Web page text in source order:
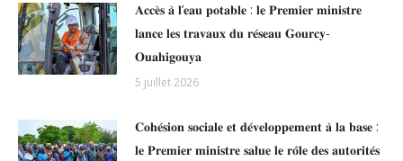
𝐀𝐜𝐜𝐞̀𝐬 𝐚̀ 𝐥’𝐞𝐚𝐮 𝐩𝐨𝐭𝐚𝐛𝐥𝐞 : 𝐥𝐞 𝐏𝐫𝐞𝐦𝐢𝐞𝐫 𝐦𝐢𝐧𝐢𝐬𝐭𝐫𝐞
𝐥𝐚𝐧𝐜𝐞 𝐥𝐞𝐬 𝐭𝐫𝐚𝐯𝐚𝐮𝐱 𝐝𝐮 𝐫𝐞́𝐬𝐞𝐚𝐮 𝐆𝐨𝐮𝐫𝐜𝐲-
𝐎𝐮𝐚𝐡𝐢𝐠𝐨𝐮𝐲𝐚
5 juillet 2026
𝐂𝐨𝐡𝐞́𝐬𝐢𝐨𝐧 𝐬𝐨𝐜𝐢𝐚𝐥𝐞 𝐞𝐭 𝐝𝐞́𝐯𝐞𝐥𝐨𝐩𝐩𝐞𝐦𝐞𝐧𝐭 𝐚̀ 𝐥𝐚 𝐛𝐚𝐬𝐞 :
𝐥𝐞 𝐏𝐫𝐞𝐦𝐢𝐞𝐫 𝐦𝐢𝐧𝐢𝐬𝐭𝐫𝐞 𝐬𝐚𝐥𝐮𝐞 𝐥𝐞 𝐫𝐨̂𝐥𝐞 𝐝𝐞𝐬 𝐚𝐮𝐭𝐨𝐫𝐢𝐭𝐞́𝐬